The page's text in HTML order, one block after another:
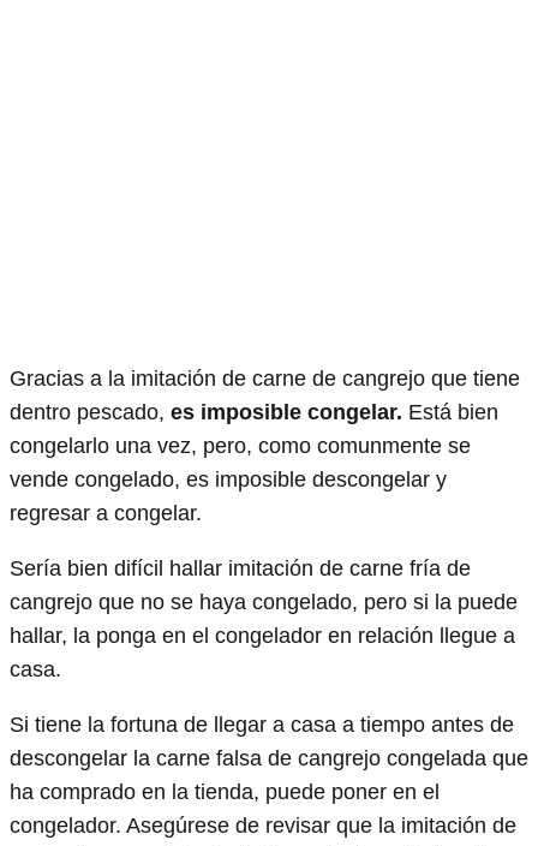
Gracias a la imitación de carne de cangrejo que tiene
dentro pescado, es imposible congelar. Está bien
congelarlo una vez, pero, como comunmente se
vende congelado, es imposible descongelar y
regresar a congelar.
Sería bien difícil hallar imitación de carne fría de
cangrejo que no se haya congelado, pero si la puede
hallar, la ponga en el congelador en relación llegue a
casa.
Si tiene la fortuna de llegar a casa a tiempo antes de
descongelar la carne falsa de cangrejo congelada que
ha comprado en la tienda, puede poner en el
congelador. Asegúrese de revisar que la imitación de